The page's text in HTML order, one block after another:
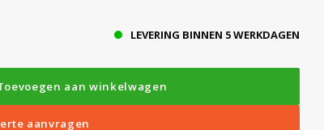
LEVERING BINNEN 5 WERKDAGEN
aan winkelwagen
aanvragen